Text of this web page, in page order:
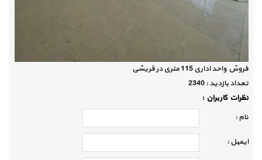
فروش واحد اداری 115 متری در قریشی
تعداد بازديد :2340
نظرات كاربران :
نام :
ايميل :